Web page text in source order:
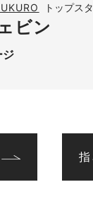
ビン
トップス
ジ